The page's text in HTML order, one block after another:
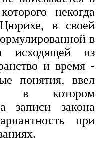
некогда
в своей
в
из
и время -
понятия, ввел
в котором
записи закона
при